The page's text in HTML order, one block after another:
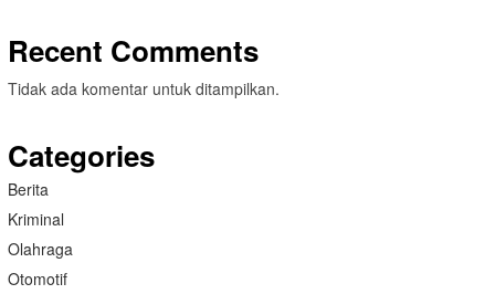
Recent Comments
Tidak ada komentar untuk ditampilkan.
Categories
Berita
Kriminal
Olahraga
Otomotif